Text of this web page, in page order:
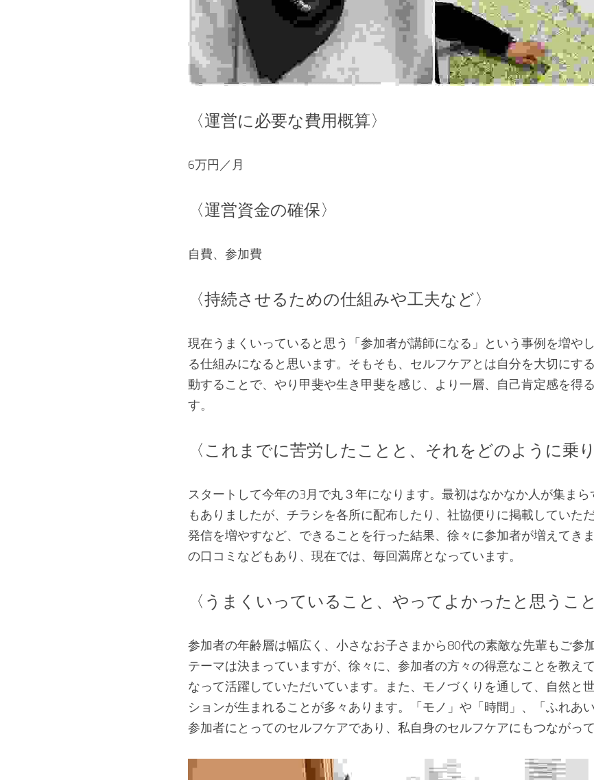
〈運営に必要な費用概算〉
6万円／月
〈運営資金の確保〉
自費、参加費
〈持続させるための仕組みや工夫など〉
現在うまくいっていると思う「参加者が講師になる」という事例を増や
る仕組みになると思います。そもそも、セルフケアとは自分を大切にす
動することで、やり甲斐や生き甲斐を感じ、より一層、自己肯定感を得
す。
〈これまでに苦労したことと、それをどのように乗
スタートして今年の3月で丸３年になります。最初はなかなか人が集ま
もありましたが、チラシを各所に配布したり、社協便りに掲載していた
発信を増やすなど、できることを行った結果、徐々に参加者が増えてき
の口コミなどもあり、現在では、毎回満席となっています。
〈うまくいっていること、やってよかったと思うこと
参加者の年齢層は幅広く、小さなお子さまから80代の素敵な先輩もご参
テーマは決まっていますが、徐々に、参加者の方々の得意なことを教え
なって活躍していただいています。また、モノづくりを通して、自然と
ションが生まれることが多々あります。「モノ」や「時間」、「ふれあ
参加者にとってのセルフケアであり、私自身のセルフケアにもつながって